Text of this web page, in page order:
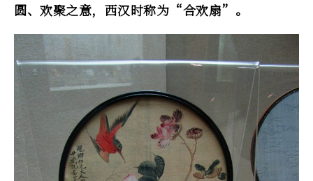
圆、欢聚之意，西汉时称为“合欢扇”。